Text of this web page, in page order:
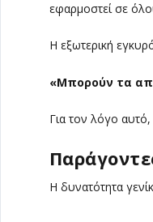
εφαρμοστεί σε
Η εξωτερική
«Μπορούν τα
Για τον λόγο αυτό,
Η δυνατότητα